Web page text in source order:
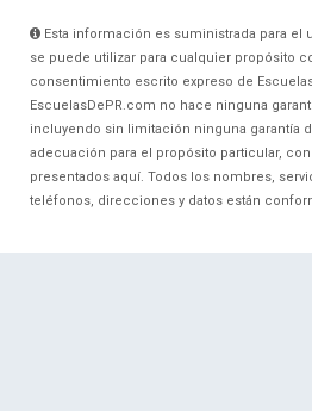
Esta información es suministrada para el
se puede utilizar para cualquier propósito
consentimiento escrito expreso de
EscuelasDePR.com no hace ninguna
incluyendo sin limitación ninguna garantía
adecuación para el propósito particular,
presentados aquí. Todos los nombres,
teléfonos, direcciones y datos están